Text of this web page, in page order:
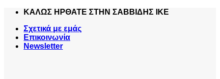
Skip
content
ΚΑΛΩΣ ΗΡΘΑΤΕ ΣΤΗΝ ΣΑΒΒΙΔΗΣ ΙΚΕ
Σχετικά με εμάς
Επικοινωνία
Newsletter